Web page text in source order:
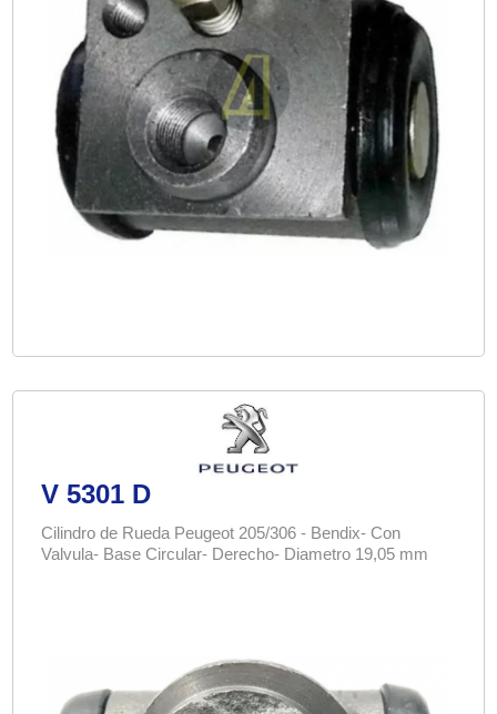
V 5301 D
Cilindro de Rueda Peugeot 205/306 - Bendix- Con
Valvula- Base Circular- Derecho- Diametro 19,05 mm